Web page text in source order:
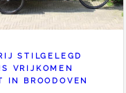
STILGELEGD
VRIJKOMEN
IN BROODOVEN